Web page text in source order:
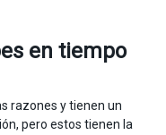
en tiempo
razones y tienen un
pero estos tienen la